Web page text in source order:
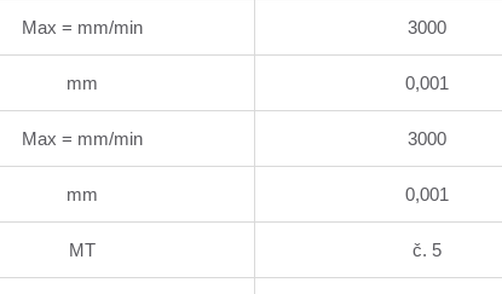
Max = mm/min 3000
mm 0,001
Max = mm/min 3000
mm 0,001
MT č. 5